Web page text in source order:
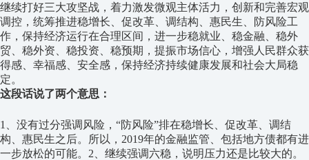
继续打好三大攻坚战，着力激发微观主体活力，创新和完善宏观
调控，统筹推进稳增长、促改革、调结构、惠民生、防风险工
作，保持经济运行在合理区间，进一步稳就业、稳金融、稳外
贸、稳外资、稳投资、稳预期，提振市场信心，增强人民群众获
得感、幸福感、安全感，保持经济持续健康发展和社会大局稳
定。
这段话说了两个意思：
1、没有过分强调风险，“防风险”排在稳增长、促改革、调结
构、惠民生之后。所以，2019年的金融监管、包括地方债都有进
一步放松的可能。2、继续强调六稳，说明压力还是比较大的。